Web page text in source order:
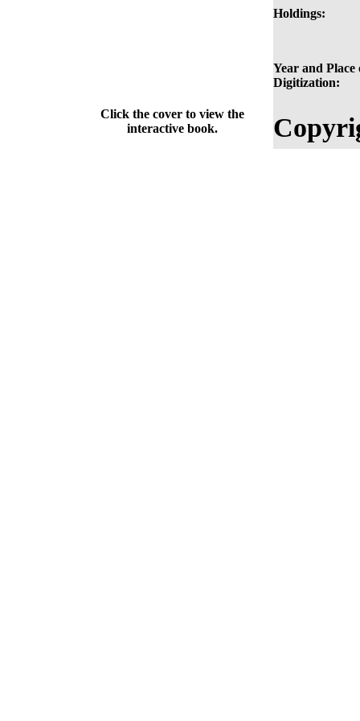
Holdings:
Year and Place
Digitization:
Click the cover to view the
interactive book.